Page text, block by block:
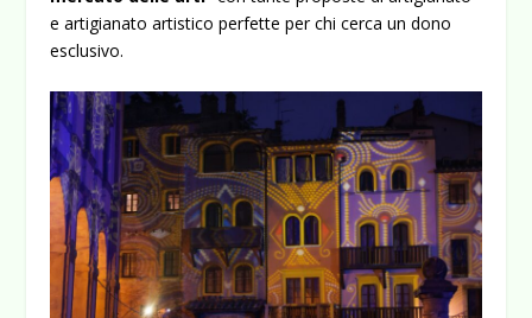
e artigianato artistico perfette per chi cerca un dono
esclusivo.